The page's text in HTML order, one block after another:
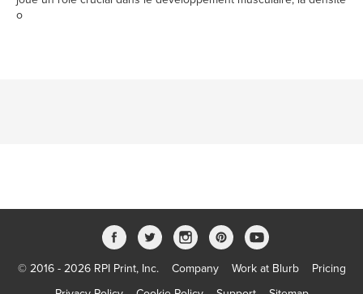
o
© 2016 - 2026 RPI Print, Inc. Company Work at Blurb
Pricing